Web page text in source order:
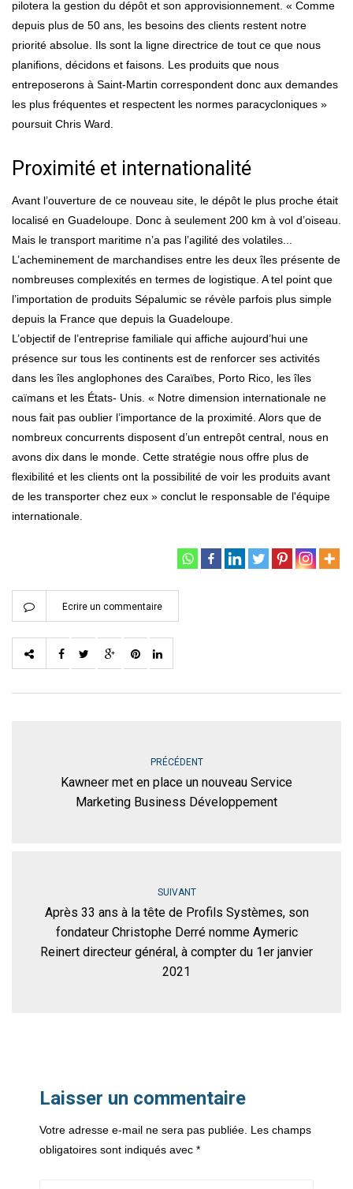
pilotera la gestion du dépôt et son approvisionnement. « Comme
depuis plus de 50 ans, les besoins des clients restent notre
priorité absolue. Ils sont la ligne directrice de tout ce que nous
planifions, décidons et faisons. Les produits que nous
entreposerons à Saint-Martin correspondent donc aux demandes
les plus fréquentes et respectent les normes paracycloniques »
poursuit Chris Ward.
Proximité et internationalité
Avant l’ouverture de ce nouveau site, le dépôt le plus proche était
localisé en Guadeloupe. Donc à seulement 200 km à vol d’oiseau.
Mais le transport maritime n’a pas l’agilité des volatiles...
L’acheminement de marchandises entre les deux îles présente de
nombreuses complexités en termes de logistique. A tel point que
l’importation de produits Sépalumic se révèle parfois plus simple
depuis la France que depuis la Guadeloupe.
L’objectif de l’entreprise familiale qui affiche aujourd’hui une
présence sur tous les continents est de renforcer ses activités
dans les îles anglophones des Caraïbes, Porto Rico, les îles
caïmans et les États- Unis. « Notre dimension internationale ne
nous fait pas oublier l’importance de la proximité. Alors que de
nombreux concurrents disposent d’un entrepôt central, nous en
avons dix dans le monde. Cette stratégie nous offre plus de
flexibilité et les clients ont la possibilité de voir les produits avant
de les transporter chez eux » conclut le responsable de l'équipe
internationale.
Ecrire un commentaire
PRÉCÉDENT
Kawneer met en place un nouveau Service
Marketing Business Développement
SUIVANT
Après 33 ans à la tête de Profils Systèmes, son
fondateur Christophe Derré nomme Aymeric
Reinert directeur général, à compter du 1er janvier
2021
Laisser un commentaire
Votre adresse e-mail ne sera pas publiée. Les champs
obligatoires sont indiqués avec *